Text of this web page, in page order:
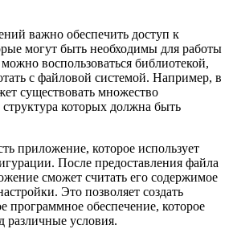
важно обеспечить доступ к
могут быть необходимы для работы
воспользоваться библиотекой,
с файловой системой. Например, в
существовать множество
которых должна быть
приложение, которое использует
После предоставления файла
сможет считать его содержимое
Это позволяет создать
программное обеспечение, которое
различные условия.